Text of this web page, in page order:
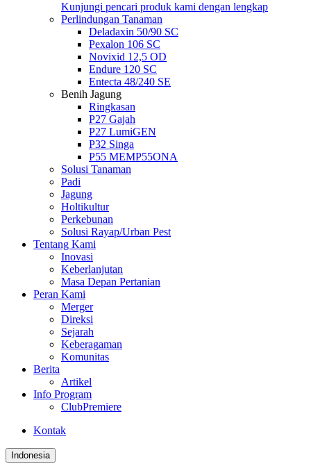
Kunjungi pencari produk kami dengan lengkap
Perlindungan Tanaman
Deladaxin 50/90 SC
Pexalon 106 SC
Novixid 12,5 OD
Endure 120 SC
Entecta 48/240 SE
Benih Jagung
Ringkasan
P27 Gajah
P27 LumiGEN
P32 Singa
P55 MEMP55ONA
Solusi Tanaman
Padi
Jagung
Holtikultur
Perkebunan
Solusi Rayap/Urban Pest
Tentang Kami
Inovasi
Keberlanjutan
Masa Depan Pertanian
Peran Kami
Merger
Direksi
Sejarah
Keberagaman
Komunitas
Berita
Artikel
Info Program
ClubPremiere
Kontak
Indonesia